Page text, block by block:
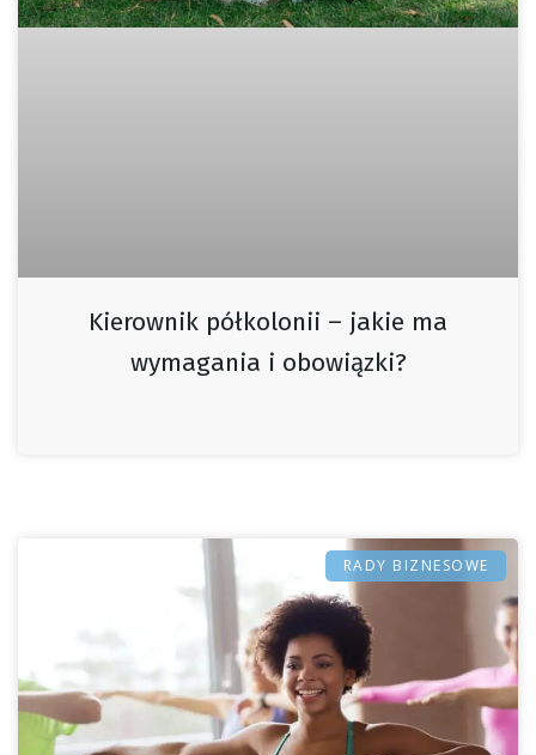
Kierownik półkolonii – jakie ma
wymagania i obowiązki?
RADY BIZNESOWE